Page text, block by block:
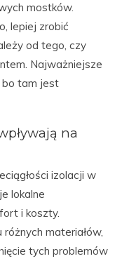
mostków.
lepiej zrobić
od tego, czy
Najważniejsze
bo tam jest
na
izolacji w
lokalne
i koszty.
materiałów,
tych problemów